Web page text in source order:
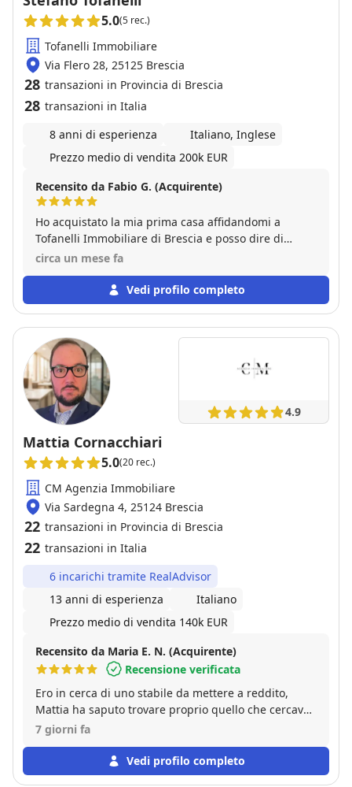
5.0(5 rec.)
Tofanelli Immobiliare
Via Flero 28, 25125 Brescia
28 transazioni in Provincia di Brescia
28 transazioni in Italia
8 anni di esperienza
Italiano, Inglese
Prezzo medio di vendita 200k EUR
Recensito da Fabio G. (Acquirente)
Ho acquistato la mia prima casa affidandomi a
Tofanelli Immobiliare di Brescia e posso dire di
essere stato sinceramente molto soddisfatto
tutto il suo team si sono dimostrati estremamente
disponibili, professionali ed efficaci,
dell’immobile, ma anche in tutte le fasi successive,
fino all’atto e anche dopo. Ho apprezzato molto la
loro presenza costante, la chiarezza nella gestione
delle pratiche e delle carte, e soprattutto la
disponibilità ad aiutarmi anche per aspetti che
spesso potrebbero essere considerati “extra” da
molte agenzie, come consigli, contatti e supporto per
richieste legate a ristrutturazioni e lavori vari. È un
team giovane, preparato, con tanta voglia di fare e
con un approccio davvero amichevole. Sono sempre
presenti, rispondono, aiutano e ti fanno sentire
seguito in ogni momento. Per me, essendo la prima
casa, era importante avere accanto persone affidabili
e competenti. Con loro mi sono trovato davvero
molto bene e li consiglio senza dubbio a chi cerca
un’agenzia seria, professionale e allo stesso tempo
vicina al cliente.
circa un mese fa
Vedi profilo completo
4.9
Mattia Cornacchiari
5.0(20 rec.)
CM Agenzia Immobiliare
Via Sardegna 4, 25124 Brescia
22 transazioni in Provincia di Brescia
22 transazioni in Italia
6 incarichi tramite RealAdvisor
13 anni di esperienza
Italiano
Prezzo medio di vendita 140k EUR
Recensito da Maria E. N. (Acquirente)
Recensione verificata
Ero in cerca di uno stabile da mettere a reddito,
Mattia ha saputo trovare proprio quello che cercavo.
Pienamente soddisfatta.
7 giorni fa
Vedi profilo completo